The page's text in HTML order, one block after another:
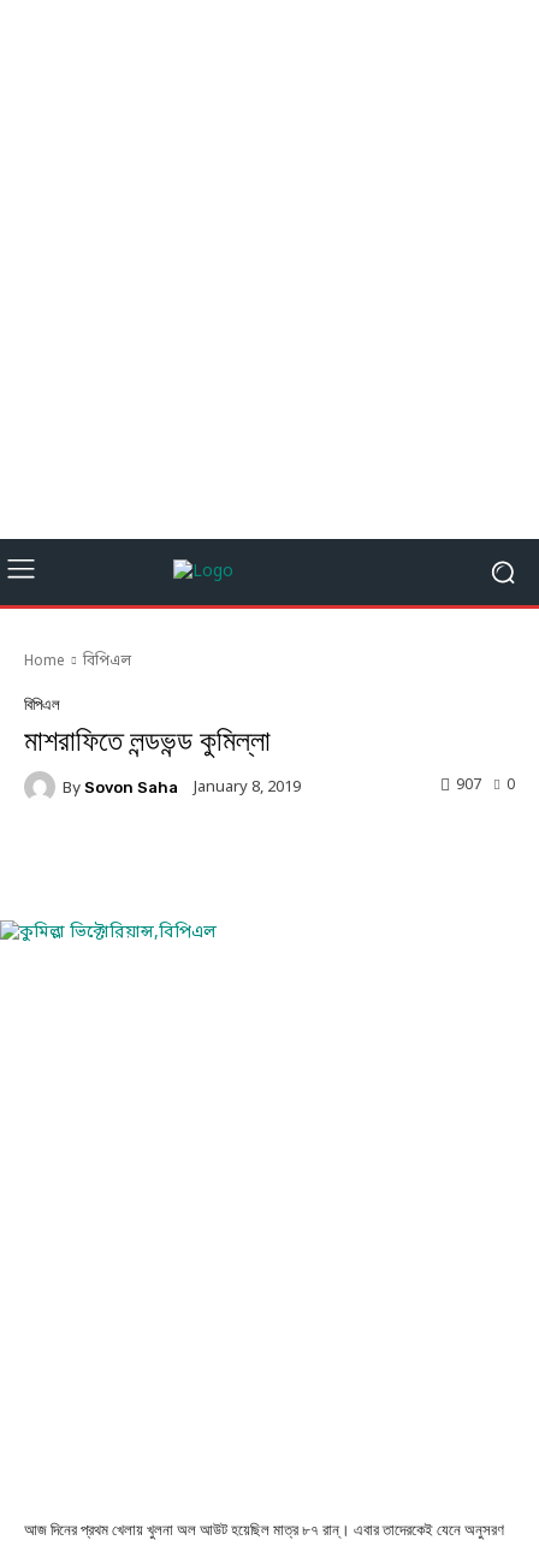
Home বিপিএল
বিপিএল
মাশরাফিতে লন্ডভন্ড কুমিল্লা
By Sovon Saha January 8, 2019 0
907
আজ দিনের প্রথম খেলায় খুলনা অল আউট হয়েছিল মাত্র ৮৭ রান্। এবার তাদেরকেই যেনে অনুসরণ